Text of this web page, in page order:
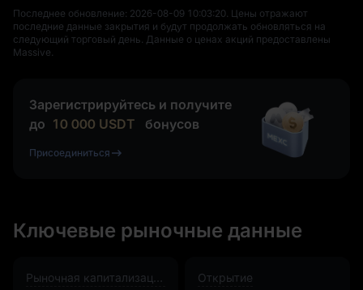
Последнее обновление: ⁦2026-08-09 10:03:20⁩. Цены отражают
последние данные закрытия и будут продолжать обновляться на
следующий торговый день. Данные о ценах акций предоставлены
Massive.
Зарегистрируйтесь и получите
до 10 000 USDT бонусов
Присоединиться
Ключевые рыночные данные
Открытие